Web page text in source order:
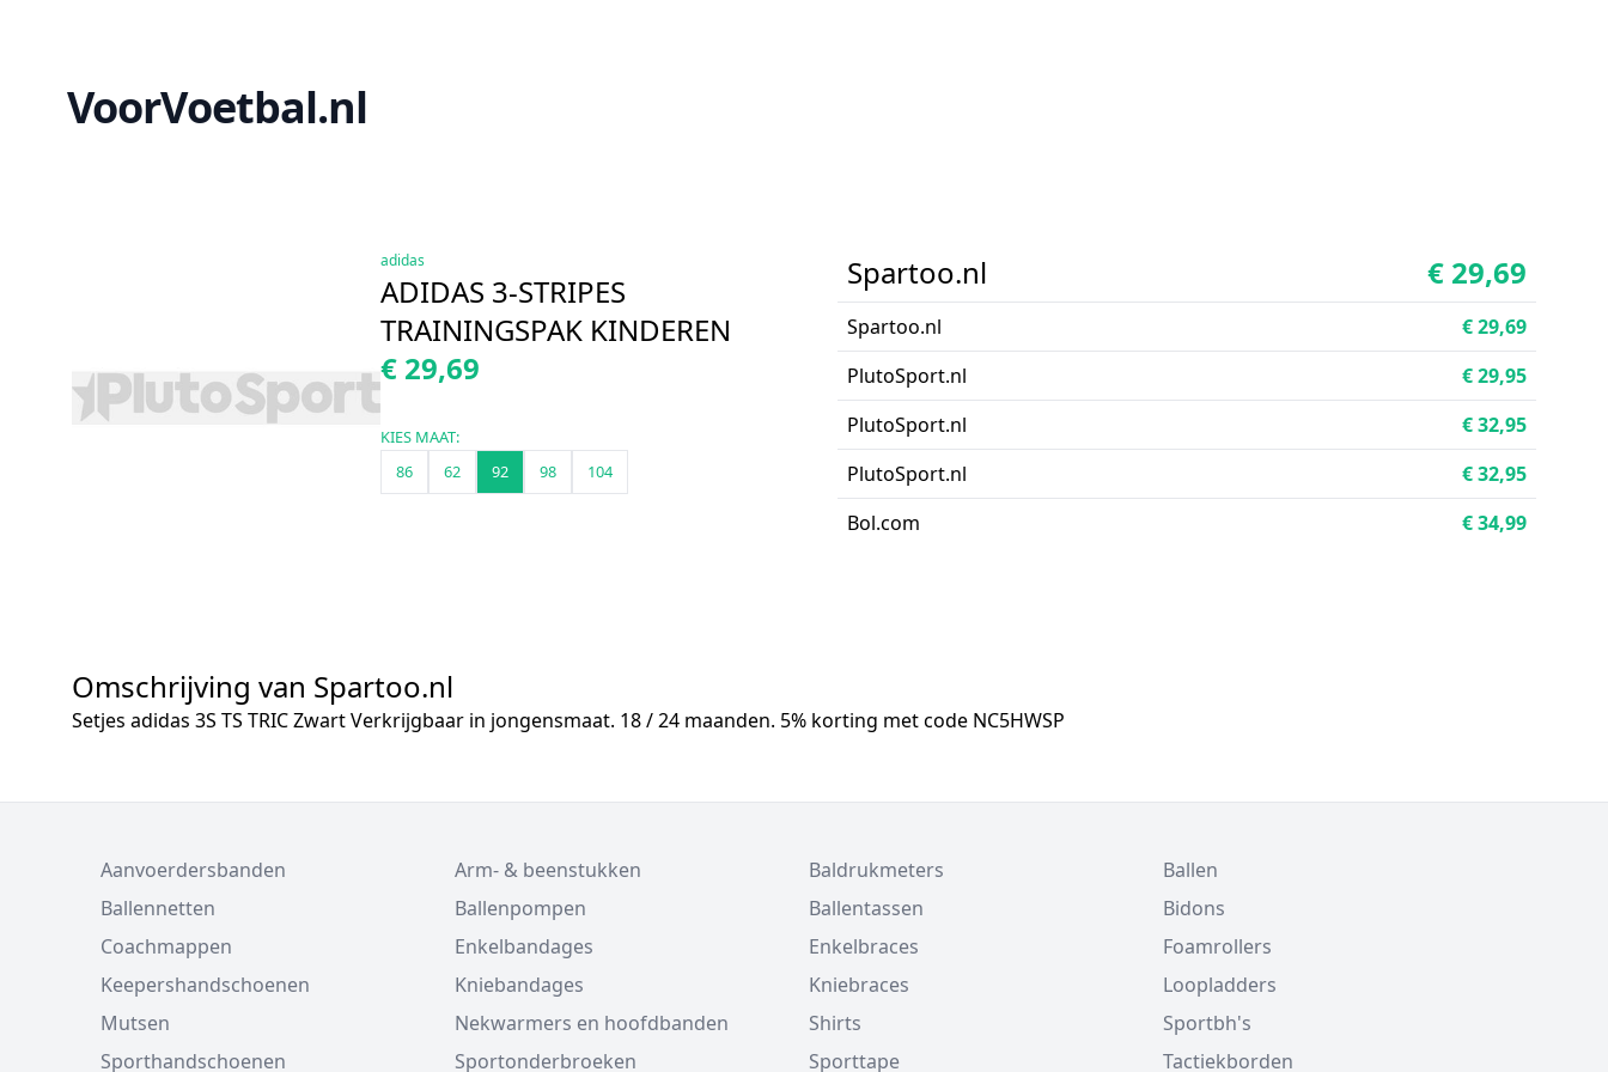
VoorVoetbal.nl
adidas
ADIDAS 3-STRIPES
TRAININGSPAK KINDEREN
€ 29,69
KIES MAAT:
86
62 92 98 104
Spartoo.nl € 29,69
Spartoo.nl
€ 29,69
PlutoSport.nl
€ 29,95
PlutoSport.nl
€ 32,95
PlutoSport.nl
€ 32,95
Bol.com
€ 34,99
Omschrijving van Spartoo.nl
Setjes adidas 3S TS TRIC Zwart Verkrijgbaar in jongensmaat. 18 / 24 maanden. 5% korting met code NC5HWSP
Aanvoerdersbanden Arm- & beenstukken Baldrukmeters
Ballen
Ballennetten
Ballenpompen Ballentassen
Bidons
Coachmappen
Enkelbandages Enkelbraces
Foamrollers
Keepershandschoenen
Kniebandages Kniebraces
Loopladders
Mutsen
Nekwarmers en hoofdbanden Shirts
Sportbh's
Sporthandschoenen
Sportonderbroeken Sporttape Tactiekborden